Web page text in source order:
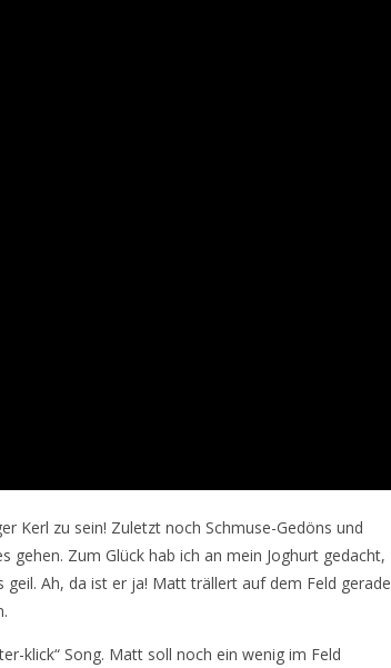
Kerl zu sein! Zuletzt noch Schmuse-Gedöns und
gehen. Zum Glück hab ich an mein Joghurt gedacht,
Ah, da ist er ja! Matt trällert auf dem Feld gerade
klick“ Song. Matt soll noch ein wenig im Feld